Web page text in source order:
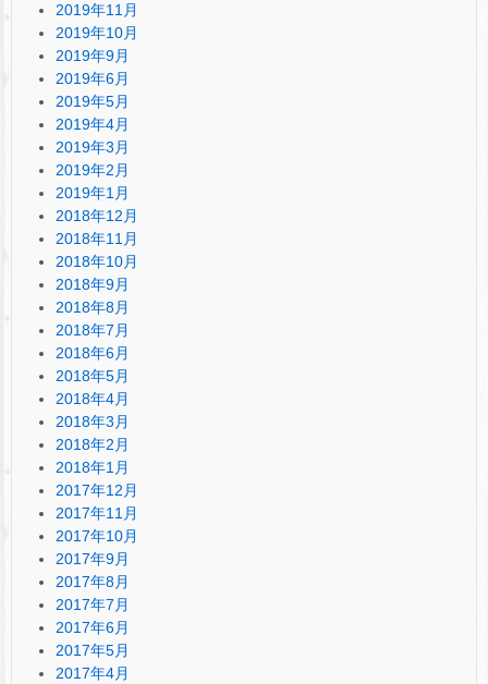
2019年11月
2019年10月
2019年9月
2019年6月
2019年5月
2019年4月
2019年3月
2019年2月
2019年1月
2018年12月
2018年11月
2018年10月
2018年9月
2018年8月
2018年7月
2018年6月
2018年5月
2018年4月
2018年3月
2018年2月
2018年1月
2017年12月
2017年11月
2017年10月
2017年9月
2017年8月
2017年7月
2017年6月
2017年5月
2017年4月